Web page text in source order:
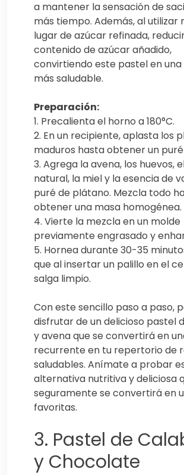
a mantener la sensación de
más tiempo. Además, al utilizar
lugar de azúcar refinada,
contenido de azúcar añadido,
convirtiendo este pastel en
más saludable.
Preparación:
1. Precalienta el horno a 180°C.
2. En un recipiente, aplasta los
maduros hasta obtener un puré
3. Agrega la avena, los huevos,
natural, la miel y la esencia de
puré de plátano. Mezcla todo
obtener una masa homogénea.
4. Vierte la mezcla en un molde
previamente engrasado y
5. Hornea durante 30-35
que al insertar un palillo en el
salga limpio.
Con este sencillo paso a paso,
disfrutar de un delicioso pastel
y avena que se convertirá en
recurrente en tu repertorio de
saludables. Anímate a probar
alternativa nutritiva y deliciosa
seguramente se convertirá en
favoritas.
3. Pastel de
y Chocolate